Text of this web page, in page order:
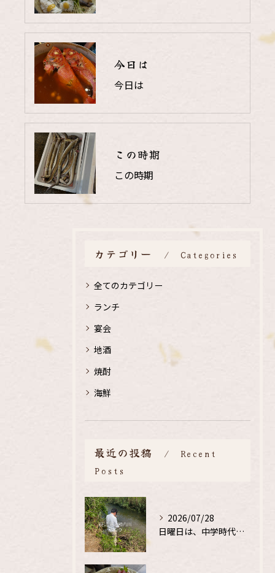
今日は
今日は
この時期
この時期
カテゴリー Categories
全てのカテゴリー
ランチ
宴会
地酒
焼酎
海鮮
最近の投稿
Recent
Posts
2026/07/28
日曜日は、中学時代の、同級生と鮎釣り